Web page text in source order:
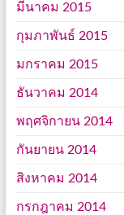
มีนาคม 2015
กุมภาพันธ์ 2015
มกราคม 2015
ธันวาคม 2014
พฤศจิกายน 2014
กันยายน 2014
สิงหาคม 2014
กรกฎาคม 2014